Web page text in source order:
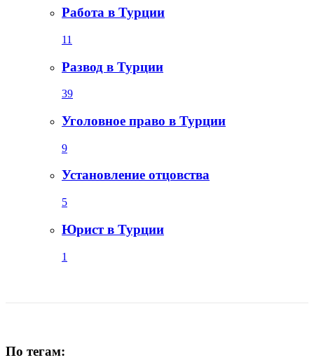
Работа в Турции
11
Развод в Турции
39
Уголовное право в Турции
9
Установление отцовства
5
Юрист в Турции
1
По тегам: